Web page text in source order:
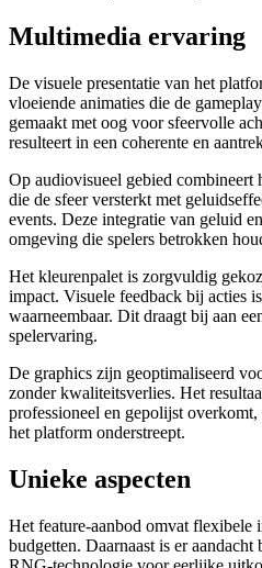
Multimedia ervaring
De visuele presentatie van het
vloeiende animaties die de
gemaakt met oog voor sfeervolle
resulteert in een coherente en
Op audiovisueel gebied combineert
die de sfeer versterkt met
events. Deze integratie van geluid
omgeving die spelers betrokken
Het kleurenpalet is zorgvuldig
impact. Visuele feedback bij acties
waarneembaar. Dit draagt bij aan
spelervaring.
De graphics zijn geoptimaliseerd
zonder kwaliteitsverlies. Het
professioneel en gepolijst
het platform onderstreept.
Unieke aspecten
Het feature-aanbod omvat flexibele
budgetten. Daarnaast is er aandacht